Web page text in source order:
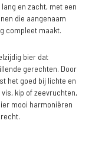
en zacht, met een
die aangenaam
compleet maakt.
bier dat
gerechten. Door
het goed bij lichte en
kip of zeevruchten,
mooi harmoniëren